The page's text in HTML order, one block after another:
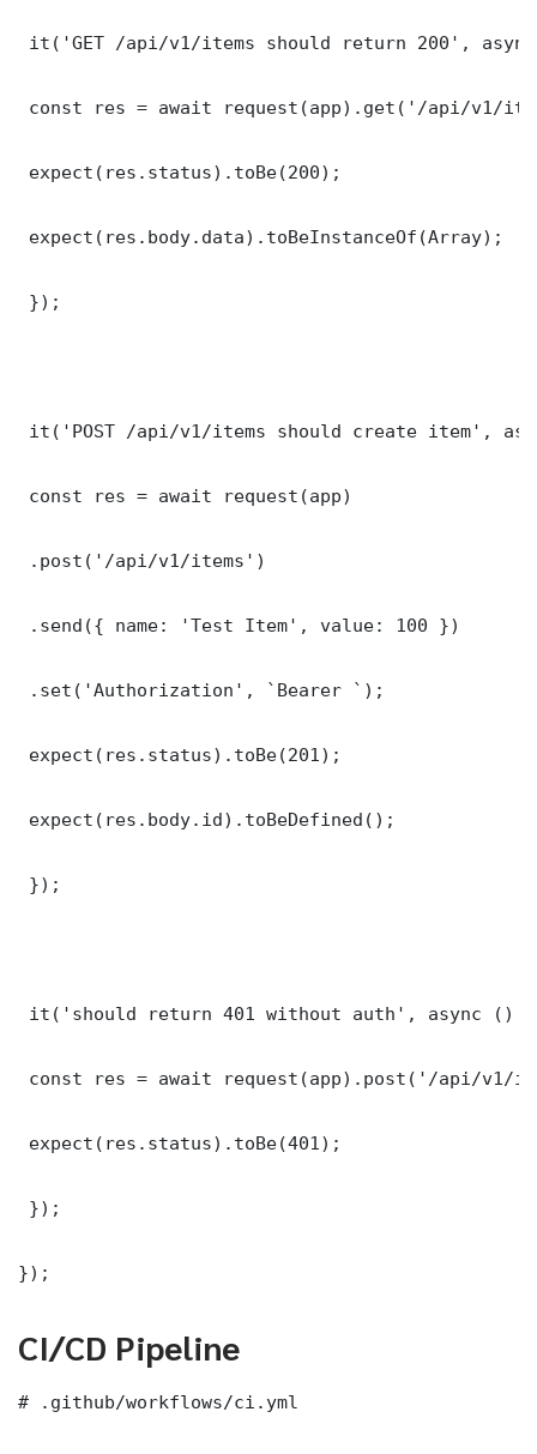
it('GET /api/v1/items should return 200',
const res = await request(app).get('/api/v1/
expect(res.status).toBe(200);
expect(res.body.data).toBeInstanceOf(Array);
});
it('POST /api/v1/items should create item',
const res = await request(app)
.post('/api/v1/items')
.send({ name: 'Test Item', value: 100 })
.set('Authorization', `Bearer `);
expect(res.status).toBe(201);
expect(res.body.id).toBeDefined();
});
it('should return 401 without auth', async ()
const res = await request(app).post('/api/v1/
expect(res.status).toBe(401);
});
});
CI/CD Pipeline
# .github/workflows/ci.yml